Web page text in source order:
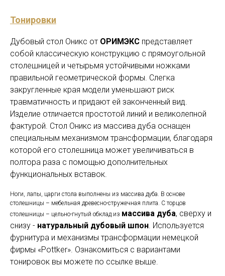
Тонировки
Дубовый стол Оникс от ОРИМЭКС представляет
собой классическую конструкцию с прямоугольной
столешницей и четырьмя устойчивыми ножками
правильной геометрической формы. Слегка
закругленные края модели уменьшают риск
травматичность и придают ей законченный вид.
Изделие отличается простотой линий и великолепной
фактурой. Стол Оникс из массива дуба оснащен
специальным механизмом трансформации, благодаря
которой его столешница может увеличиваться в
полтора раза с помощью дополнительных
функциональных вставок.
Ноги, лапы, царги стола выполнены из массива дуба. В основе
столешницы – мебельная древесно-стружечная плита. С торцов
столешницы – цельно-гнутый обклад из массива дуба, сверху и
снизу - натуральный дубовый шпон. Используется
фурнитура и механизмы трансформации немецкой
фирмы «Pottker». Ознакомиться с вариантами
тонировок вы можете по ссылке выше.